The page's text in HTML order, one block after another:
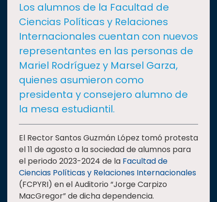
I+D+IEXPERTOS
SALUD
SUSTENTABILIDAD
Oferta
educativa
Estudiantes
Rectoría
Los alumnos de la Facultad de
Ciencias Políticas y Relaciones
Internacionales cuentan con nuevos
representantes en las personas de
Mariel Rodríguez y Marsel Garza,
quienes asumieron como
presidenta y consejero alumno de
la mesa estudiantil.
El Rector Santos Guzmán López tomó protesta
el 11 de agosto a la sociedad de alumnos para
el periodo 2023-2024 de la Facultad de
Ciencias Políticas y Relaciones Internacionales
(FCPYRI) en el Auditorio “Jorge Carpizo
MacGregor” de dicha dependencia.